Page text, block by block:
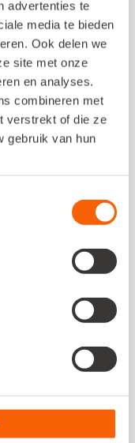
advertenties te
media te bieden
Ook delen we
site met onze
en analyses.
combineren met
verstrekt of die ze
gebruik van hun
App
verwerken
vind je
weg met het
en ben je
de
een meer
Wil jij
door alles